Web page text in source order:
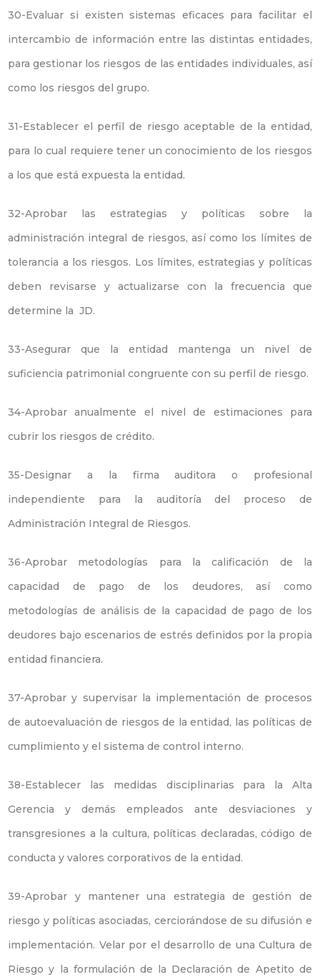
30-Evaluar si existen sistemas eficaces para facilitar el
intercambio de información entre las distintas entidades,
para gestionar los riesgos de las entidades individuales, así
como los riesgos del grupo.
31-Establecer el perfil de riesgo aceptable de la entidad,
para lo cual requiere tener un conocimiento de los riesgos
a los que está expuesta la entidad.
32-Aprobar las estrategias y políticas sobre la
administración integral de riesgos, así como los límites de
tolerancia a los riesgos. Los límites, estrategias y políticas
deben revisarse y actualizarse con la frecuencia que
determine la JD.
33-Asegurar que la entidad mantenga un nivel de
suficiencia patrimonial congruente con su perfil de riesgo.
34-Aprobar anualmente el nivel de estimaciones para
cubrir los riesgos de crédito.
35-Designar a la firma auditora o profesional
independiente para la auditoría del proceso de
Administración Integral de Riesgos.
36-Aprobar metodologías para la calificación de la
capacidad de pago de los deudores, así como
metodologías de análisis de la capacidad de pago de los
deudores bajo escenarios de estrés definidos por la propia
entidad financiera.
37-Aprobar y supervisar la implementación de procesos
de autoevaluación de riesgos de la entidad, las políticas de
cumplimiento y el sistema de control interno.
38-Establecer las medidas disciplinarias para la Alta
Gerencia y demás empleados ante desviaciones y
transgresiones a la cultura, políticas declaradas, código de
conducta y valores corporativos de la entidad.
39-Aprobar y mantener una estrategia de gestión de
riesgo y políticas asociadas, cerciorándose de su difusión e
implementación. Velar por el desarrollo de una Cultura de
Riesgo y la formulación de la Declaración de Apetito de